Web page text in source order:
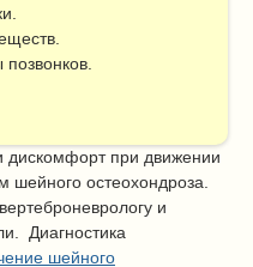
дискомфорт при движении
шейного остеохондроза.
и
Диагностика
шейного